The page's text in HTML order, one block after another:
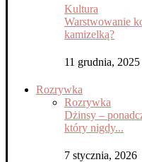
Kultura
Warstwowanie
kamizelką?
11 grudnia, 2025
Rozrywka
Rozrywka
Dżinsy –
który nigdy...
7 stycznia, 2026